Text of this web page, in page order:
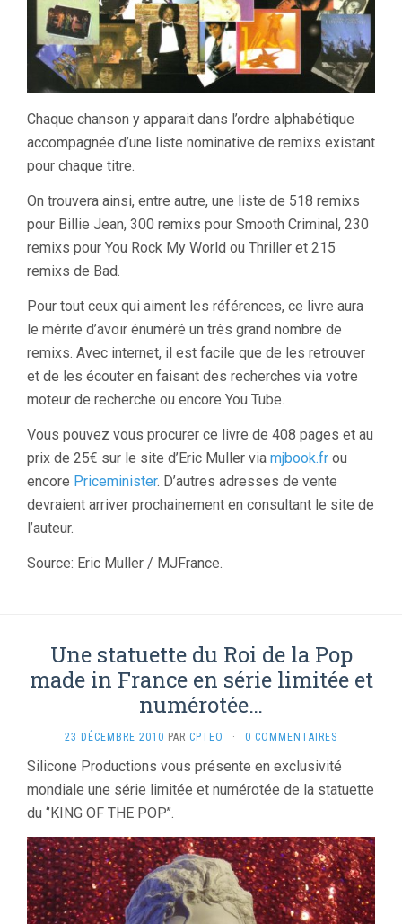
Chaque chanson y apparait dans l’ordre alphabétique
accompagnée d’une liste nominative de remixs existant
pour chaque titre.
On trouvera ainsi, entre autre, une liste de 518 remixs
pour Billie Jean, 300 remixs pour Smooth Criminal, 230
remixs pour You Rock My World ou Thriller et 215
remixs de Bad.
Pour tout ceux qui aiment les références, ce livre aura
le mérite d’avoir énuméré un très grand nombre de
remixs. Avec internet, il est facile que de les retrouver
et de les écouter en faisant des recherches via votre
moteur de recherche ou encore You Tube.
Vous pouvez vous procurer ce livre de 408 pages et au
prix de 25€ sur le site d’Eric Muller via mjbook.fr ou
encore Priceminister. D’autres adresses de vente
devraient arriver prochainement en consultant le site de
l’auteur.
Source: Eric Muller / MJFrance.
Une statuette du Roi de la Pop
made in France en série limitée et
numérotée…
23 DÉCEMBRE 2010 PAR CPTEO · 0 COMMENTAIRES
Silicone Productions vous présente en exclusivité
mondiale une série limitée et numérotée de la statuette
du ‘’KING OF THE POP’’.